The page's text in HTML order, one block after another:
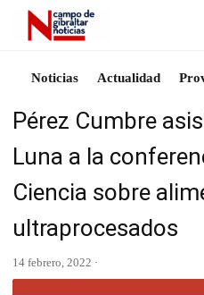
Noticias Actualidad
Pérez Cumbre
Luna a la
Ciencia sobre
ultraprocesados
14 febrero, 2022 ·